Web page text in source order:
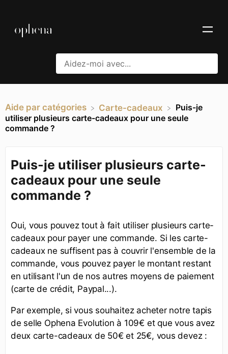
Aide par catégories ​Carte-cadeaux
Puis-je
utiliser plusieurs carte-cadeaux pour une seule
commande ?
Puis-je utiliser plusieurs carte-
cadeaux pour une seule
commande ?
Oui, vous pouvez tout à fait utiliser plusieurs carte-
cadeaux pour payer une commande. Si les carte-
cadeaux ne suffisent pas à couvrir l'ensemble de la
commande, vous pouvez payer le montant restant
en utilisant l'un de nos autres moyens de paiement
(carte de crédit, Paypal...).
Par exemple, si vous souhaitez acheter notre tapis
de selle Ophena Evolution à 109€ et que vous avez
deux carte-cadeaux de 50€ et 25€, vous devez :